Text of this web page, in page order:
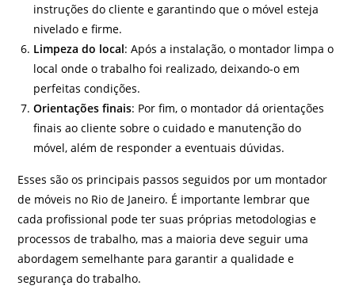
instruções do cliente e garantindo que o móvel esteja
nivelado e firme.
Limpeza do local: Após a instalação, o montador limpa o
local onde o trabalho foi realizado, deixando-o em
perfeitas condições.
Orientações finais: Por fim, o montador dá orientações
finais ao cliente sobre o cuidado e manutenção do
móvel, além de responder a eventuais dúvidas.
Esses são os principais passos seguidos por um montador
de móveis no Rio de Janeiro. É importante lembrar que
cada profissional pode ter suas próprias metodologias e
processos de trabalho, mas a maioria deve seguir uma
abordagem semelhante para garantir a qualidade e
segurança do trabalho.